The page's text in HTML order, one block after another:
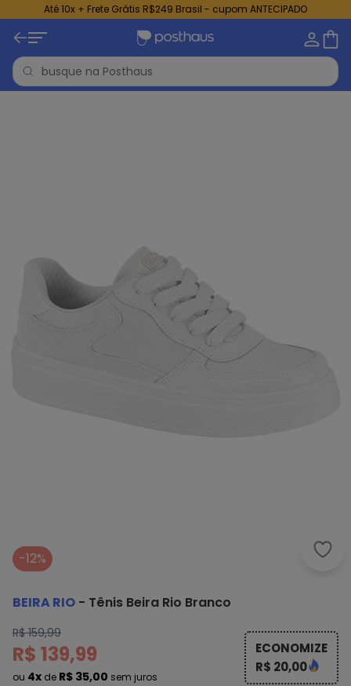
Até 10x + Frete Grátis R$249 Brasil - cupom ANTECIPADO
-12%
BEIRA RIO - Tênis Beira Rio Branco
R$ 159,99
R$ 139,99
ou 4x de R$ 35,00 sem juros
ECONOMIZE
R$ 20,00